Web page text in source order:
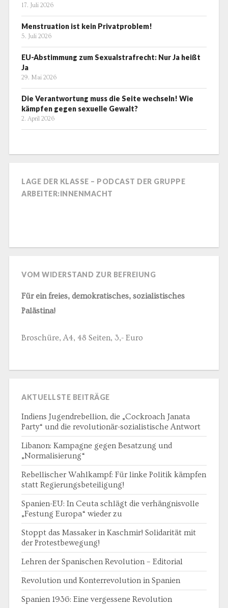
17. Juli 2026
Menstruation ist kein Privatproblem!
5. Juli 2026
EU-Abstimmung zum Sexualstrafrecht: Nur Ja heißt
Ja
29. Mai 2026
Die Verantwortung muss die Seite wechseln! Wie
kämpfen gegen sexuelle Gewalt?
2. April 2026
LAGE DER KLASSE – PODCAST DER GRUPPE
ARBEITER:INNENMACHT
VOM WIDERSTAND ZUR BEFREIUNG
Für ein freies, demokratisches, sozialistisches
Palästina!
Broschüre, A4, 48 Seiten, 3,- Euro
AKTUELLSTE BEITRÄGE
Indiens Jugendrebellion, die „Cockroach Janata
Party“ und die revolutionär-sozialistische Antwort
Libanon: Kampagne gegen Besatzung und
„Normalisierung“
Rebellischer Wahlkampf: Für linke Politik kämpfen
statt Regierungsbeteiligung!
Spanien-EU: In Ceuta schlägt die verhängnisvolle
„Festung Europa“ wieder zu
Stoppt das Massaker in Kaschmir! Solidarität mit
der Protestbewegung!
Lehren der Spanischen Revolution – Editorial
Revolution und Konterrevolution in Spanien
Spanien 1936: Eine vergessene Revolution